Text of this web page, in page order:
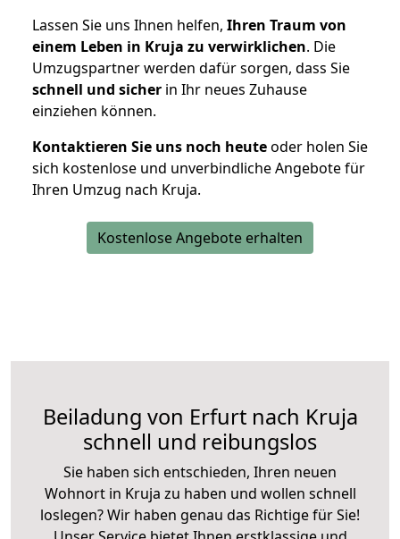
Lassen Sie uns Ihnen helfen, Ihren Traum von
einem Leben in Kruja zu verwirklichen. Die
Umzugspartner werden dafür sorgen, dass Sie
schnell und sicher in Ihr neues Zuhause
einziehen können.
Kontaktieren Sie uns noch heuteoder holen Sie
sich kostenlose und unverbindliche Angebote für
Ihren Umzug nach Kruja.
Kostenlose Angebote erhalten
Beiladung von Erfurt nach Kruja
schnell und reibungslos
Sie haben sich entschieden, Ihren neuen
Wohnort in Kruja zu haben und wollen schnell
loslegen? Wir haben genau das Richtige für Sie!